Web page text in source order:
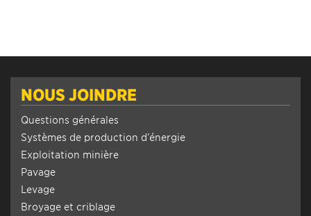
NOUS JOINDRE
Questions générales
Systèmes de production d’énergie
Exploitation minière
Pavage
Levage
Broyage et criblage